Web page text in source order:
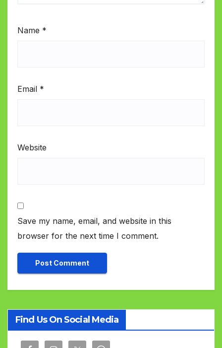
Name *
Email *
Website
Save my name, email, and website in this
browser for the next time I comment.
Find Us On Social Media